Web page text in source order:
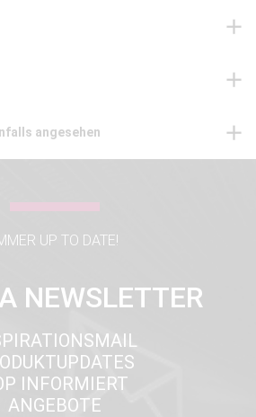
angesehen
UP TO DATE!
NEWSLETTER
INFORMIERT
ANGEBOTE